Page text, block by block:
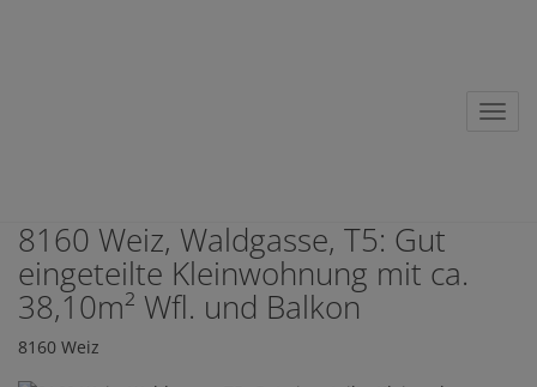
8160 Weiz, Waldgasse, T5: Gut
eingeteilte Kleinwohnung mit ca.
38,10m² Wfl. und Balkon
8160 Weiz